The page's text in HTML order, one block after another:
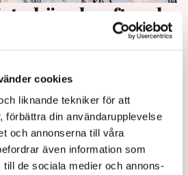
cookies
liknande tekniker för att
förbättra din användarupplevelse
och annonserna till våra
även information som
de sociala medier och annons-
kärnkraftverk
utanför Nyköping
forskningsreaktor i Studsvik
SVT Nyheter.